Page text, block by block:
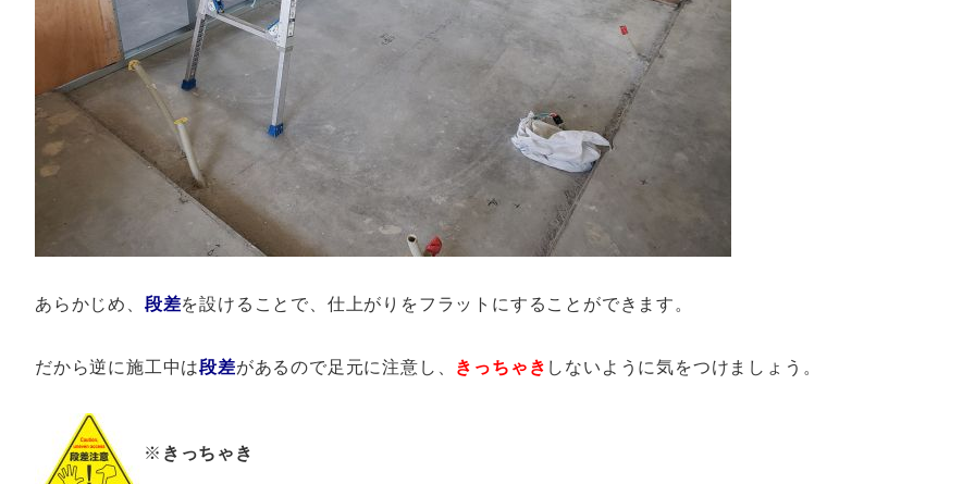
あらかじめ、 段差を設けることで、仕上がりをフラットにすることができます。
だから逆に施工中は段差があるので足元に注意し、 きっちゃき しないように気をつけましょう。
※ きっちゃき